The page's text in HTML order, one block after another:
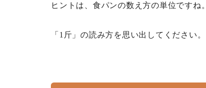
ヒントは、食パンの数え方の単位ですね。
「 1 斤」の読み方を思い出してください。